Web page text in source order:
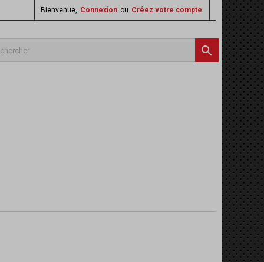
Bienvenue, Connexion ou Créez votre compte
